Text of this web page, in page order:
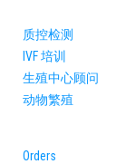
质控检测
IVF 培训
生殖中心顾问​
动物繁殖
Orders